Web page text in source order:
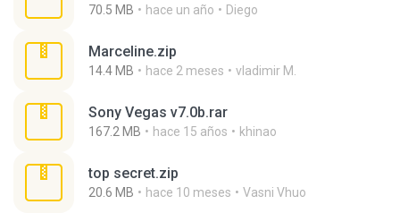
70.5 MB hace un año Diego
Marceline.zip
14.4 MB hace 2 meses vladimir M.
Sony Vegas v7.0b.rar
167.2 MB hace 15 años khinao
top secret.zip
20.6 MB hace 10 meses Vasni Vhuo